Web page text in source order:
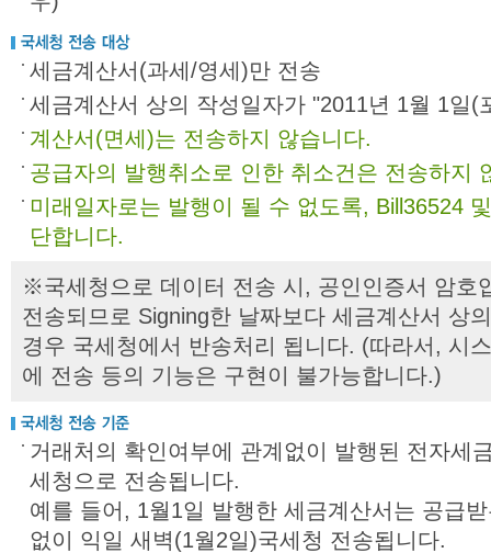
세금계산서(과세/영세)만 전송
세금계산서 상의 작성일자가 "2011년 1월 1일(
계산서(면세)는 전송하지 않습니다.
공급자의 발행취소로 인한 취소건은 전송하지
미래일자로는 발행이 될 수 없도록, Bill36524
단합니다.
※국세청으로 데이터 전송 시, 공인인증서 암호
전송되므로 Signing한 날짜보다 세금계산서 상
경우 국세청에서 반송처리 됩니다. (따라서, 시
에 전송 등의 기능은 구현이 불가능합니다.)
거래처의 확인여부에 관계없이 발행된 전자세
세청으로 전송됩니다.
예를 들어, 1월1일 발행한 세금계산서는 공급
없이 익일 새벽(1월2일)국세청 전송됩니다.